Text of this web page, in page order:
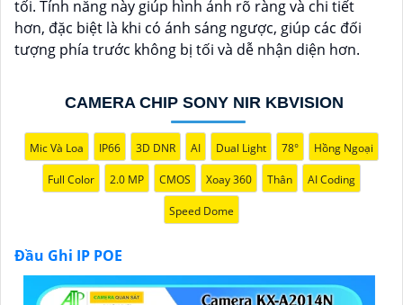
ghi IP POE với chất lượng cao mà giá cả phải chăng
ngay hôm nay.
tối. Tính năng này giúp hình ảnh rõ ràng và chi tiết
hơn, đặc biệt là khi có ánh sáng ngược, giúp các đối
tượng phía trước không bị tối và dễ nhận diện hơn.
CAMERA CHIP SONY NIR KBVISION
Mic Và Loa IP66 3D DNR AI Dual Light 78° Hồng Ngoại
Full Color 2.0 MP CMOS Xoay 360 Thân AI Coding
Speed Dome
Đầu Ghi IP POE